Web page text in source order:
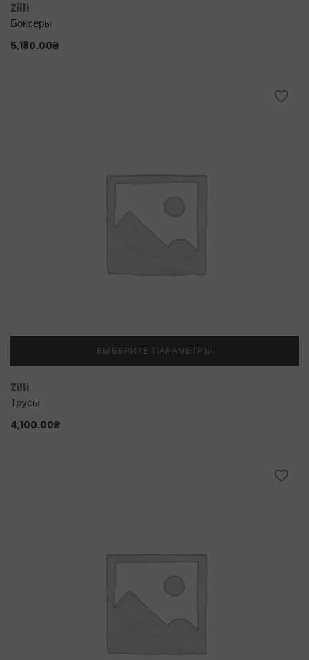
Zilli
Боксеры
5,180.00₴
ВЫБЕРИТЕ ПАРАМЕТРЫ
Zilli
Трусы
4,100.00₴